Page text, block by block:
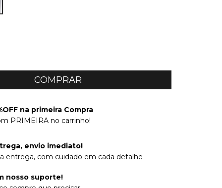
na primeira Compra
PRIMEIRA no carrinho!
envio imediato!
entrega, com cuidado em cada detalhe
nosso suporte!